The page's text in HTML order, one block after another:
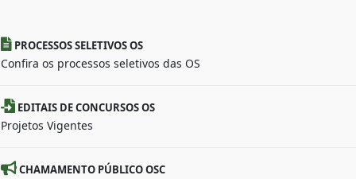
PROCESSOS SELETIVOS OS
Confira os processos seletivos das OS
EDITAIS DE CONCURSOS OS
Projetos Vigentes
CHAMAMENTO PÚBLICO OSC